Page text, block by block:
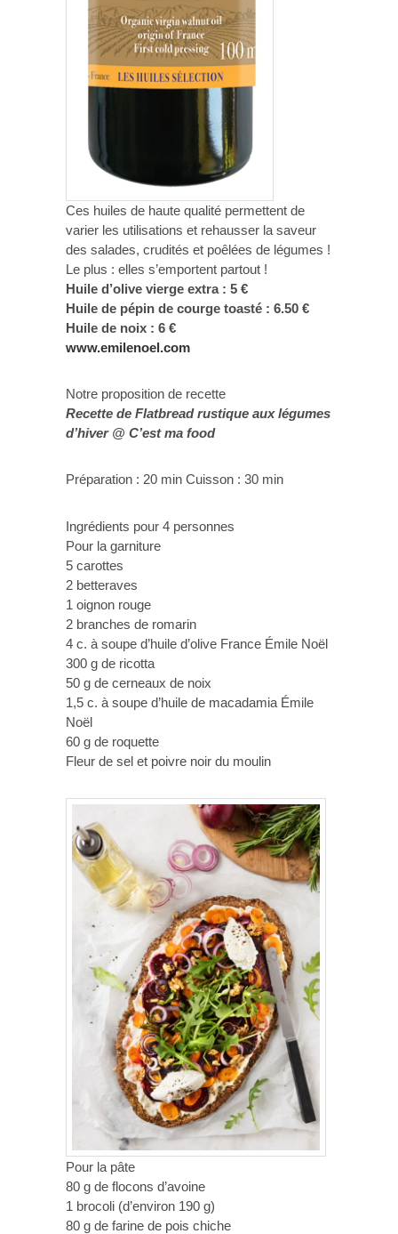
Ces huiles de haute qualité permettent de
varier les utilisations et rehausser la saveur
des salades, crudités et poêlées de légumes !
Le plus : elles s’emportent partout !
Huile d’olive vierge extra : 5 €
Huile de pépin de courge toasté : 6.50 €
Huile de noix : 6 €
www.emilenoel.com
Notre proposition de recette
Recette de Flatbread rustique aux légumes
d’hiver @ C’est ma food
Préparation : 20 min Cuisson : 30 min
Ingrédients pour 4 personnes
Pour la garniture
5 carottes
2 betteraves
1 oignon rouge
2 branches de romarin
4 c. à soupe d’huile d’olive France Émile Noël
300 g de ricotta
50 g de cerneaux de noix
1,5 c. à soupe d’huile de macadamia Émile
Noël
60 g de roquette
Fleur de sel et poivre noir du moulin
Pour la pâte
80 g de flocons d’avoine
1 brocoli (d’environ 190 g)
80 g de farine de pois chiche